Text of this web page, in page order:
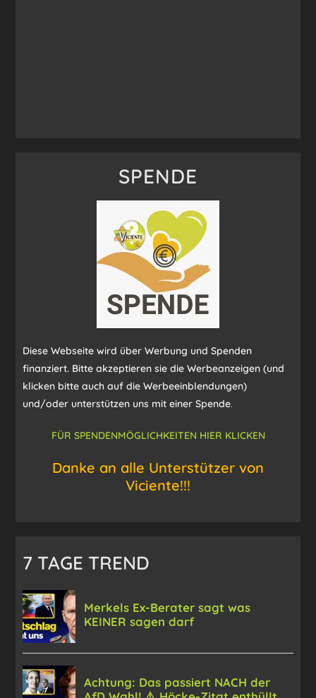
SPENDE
Diese Webseite wird über Werbung und Spenden
finanziert. Bitte akzeptieren sie die Werbeanzeigen (und
klicken bitte auch auf die Werbeeinblendungen)
und/oder unterstützen uns mit einer Spende.
FÜR SPENDENMÖGLICHKEITEN HIER KLICKEN
Danke an alle Unterstützer von
Viciente!!!
7 TAGE TREND